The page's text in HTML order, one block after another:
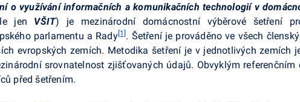
o využívání informačních a komunikačních technologií v
jen VŠIT) je mezinárodní domácnostní výběrové šetření
parlamentu a Rady[1] . Šetření je prováděno ve všech
evropských zemích. Metodika šetření je v jednotlivých zemích
srovnatelnost zjišťovaných údajů. Obvyklým referenčním
před šetřením.